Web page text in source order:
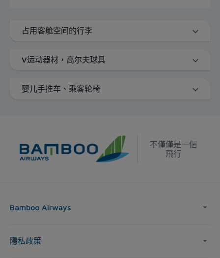
占用客舱空间的行李
V运动器材，高尔夫球具
婴儿手推车、乘客轮椅
不僅僅是一個
飛行
Bamboo Airways
隱私政策